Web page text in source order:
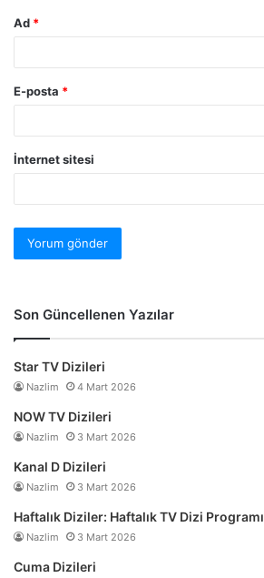
Ad *
E-posta *
İnternet sitesi
Son Güncellenen Yazılar
Star TV Dizileri
Nazlim 4 Mart 2026
NOW TV Dizileri
Nazlim 3 Mart 2026
Kanal D Dizileri
Nazlim 3 Mart 2026
Haftalık Diziler: Haftalık TV Dizi Programı
Nazlim 3 Mart 2026
Cuma Dizileri